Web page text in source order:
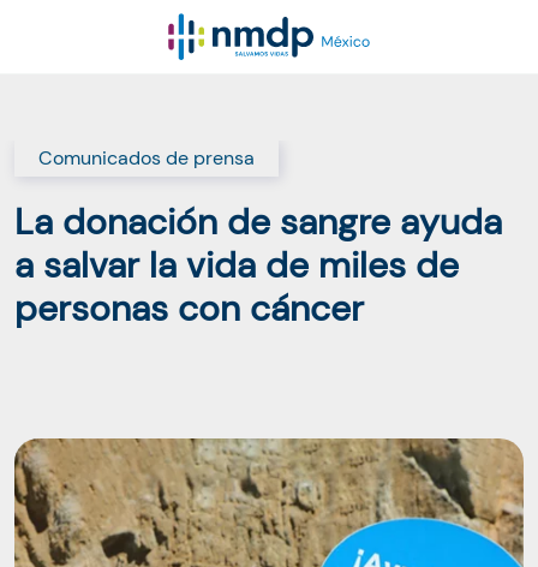
Comunicados de prensa
La donación de sangre ayuda
a salvar la vida de miles de
personas con cáncer